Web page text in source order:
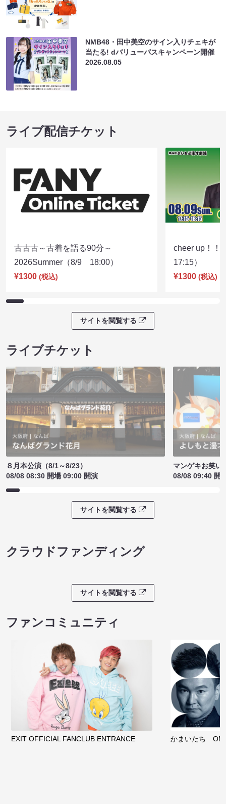
NMB48・田中美空のサイン入りチェキが
当たる! dバリューパスキャンペーン開催
2026.08.05
ライブ配信チケット
古古古～古着を語る90分～
2026Summer（8/9 18:00）
¥1300 (税込)
cheer up！
17:15）
¥1300 (税込)
サイトを閲覧する
ライブチケット
８月本公演（8/1～8/23）
08/08 08:30 開場 09:00 開演
マンゲキお笑い
08/08 09:40 開
サイトを閲覧する
クラウドファンディング
サイトを閲覧する
ファンコミュニティ
EXIT OFFICIAL FANCLUB ENTRANCE かまいたち